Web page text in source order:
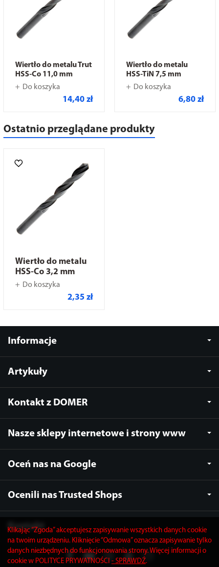
Wiertło do metalu Trut
HSS-Co 11,0 mm
Do koszyka
14,40 zł
Wiertło do metalu
HSS-TiN 7,5 mm
Do koszyka
6,80 zł
Ostatnio przeglądane produkty
Wiertło do metalu
HSS-Co 3,2 mm
Do koszyka
2,35 zł
Informacje
Artykuły
Kontakt z DOMER
Nasze sklepy internetowe i strony www
Oceń nas na Google
Ocenili nas Trusted Shops
Kontakt
Klikając “Zgoda” akceptujesz zapisywanie wszystkich danych cookie
na twoim urządzeniu. Kliknięcie “Odmowa” oznacza zapisywanie tylko
danych niezbędnych do funkcjonowania strony. Więcej informacji o
cookie w POLITYCE PRYWATNOŚCI - SPRAWDŹ.